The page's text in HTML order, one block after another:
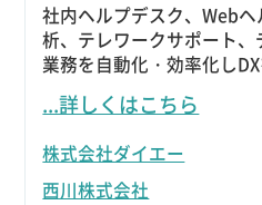
社内ヘルプデスク、Web
析、テレワークサポート
業務を自動化・効率化しDX
...詳しくはこちら
株式会社ダイエー
西川株式会社